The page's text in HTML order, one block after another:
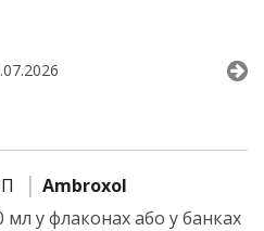
Ambroxol
у флаконах або у банках